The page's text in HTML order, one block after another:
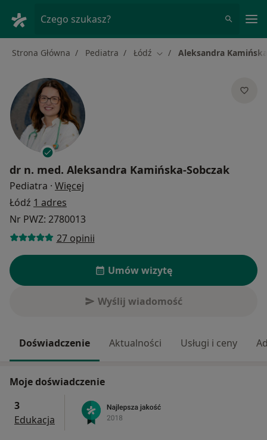
Czego szukasz?
Strona Główna Pediatra Łódź Zmień miasto
Aleksandra
dr n. med. Aleksandra Kamińska-Sobczak
Pediatra · Więcej
Łódź 1 adres
Nr PWZ: 2780013
27 opinii
Umów wizytę
Wyślij wiadomość
Doświadczenie Aktualności Usługi i ceny
Moje doświadczenie
3
Edukacja